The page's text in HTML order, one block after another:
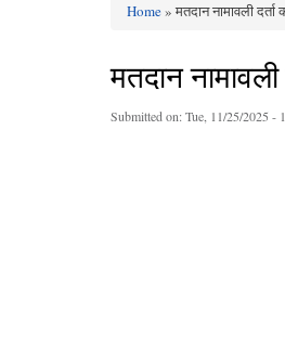
Home» मतदान नामावली
मतदान
Submitted on:Tue, 11/25/2025 -